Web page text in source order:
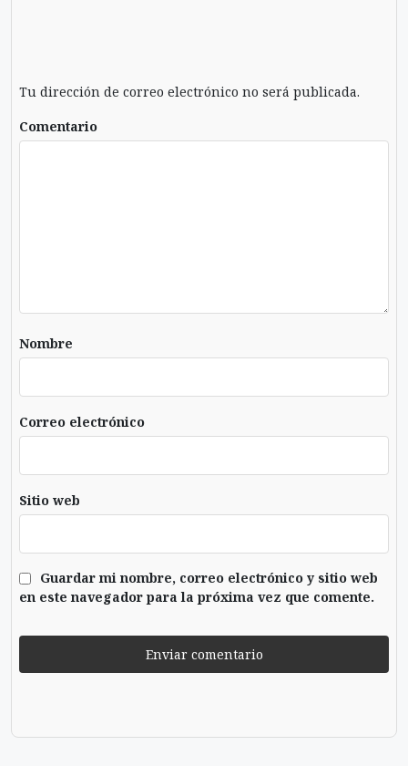
Tu dirección de correo electrónico no será publicada.
Comentario
Nombre
Correo electrónico
Sitio web
Guardar mi nombre, correo electrónico y sitio web
en este navegador para la próxima vez que comente.